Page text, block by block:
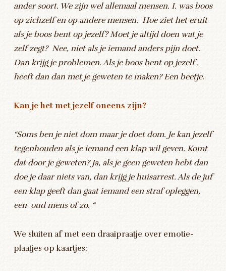
ander soort. We zijn wel allemaal mensen. I. was boos
op zichzelf en op andere mensen. Hoe ziet het eruit
als je boos bent op jezelf? Moet je altijd doen wat je
zelf zegt? Nee, niet als je iemand anders pijn doet.
Dan krijg je problemen. Als je boos bent op jezelf ,
heeft dan dan met je geweten te maken? Een beetje.
Kan je het met jezelf oneens zijn?
“Soms ben je niet dom maar je doet dom. Je kan jezelf
tegenhouden als je iemand een klap wil geven. Komt
dat door je geweten? Ja, als je geen geweten hebt dan
doe je daar niets van, dan krijg je huisarrest. Als de juf
een klap geeft dan gaat iemand een straf opleggen,
een oud mens of zo. “
We sluiten af met een draaipraatje over emotie-
plaatjes op kaartjes: